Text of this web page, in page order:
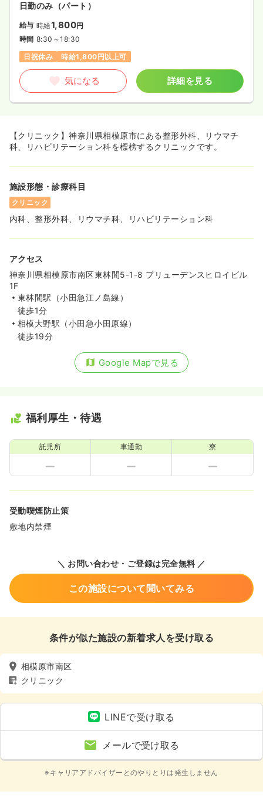
日勤のみ（パート）
給与 時給1,800円
時間 8:30～18:30
日祝休み
時給1,800円以上可
気になる 詳細を見る
【クリニック】神奈川県相模原市にある整形外科、リウマチ
科、リハビリテーション科を標榜するクリニックです。
施設形態・診療科目
クリニック
内科、整形外科、リウマチ科、リハビリテーション科
アクセス
神奈川県相模原市南区東林間5-1-8 プリューデンスヒロイビル
1F
東林間駅（小田急江ノ島線）
徒歩1分
相模大野駅（小田急小田原線）
徒歩19分
Google Mapで見る
福利厚生・待遇
託児所 車通勤 寮
受動喫煙防止策
敷地内禁煙
＼ お問い合わせ・ご登録は完全無料 ／
この施設について聞いてみる
条件が似た施設の新着求人を受け取る
相模原市南区
クリニック
LINEで受け取る
メールで受け取る
※キャリアアドバイザーとのやりとりは発生しません